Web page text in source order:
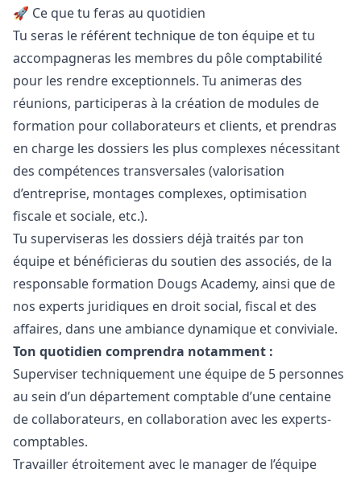
🚀 Ce que tu feras au quotidien
Tu seras le référent technique de ton équipe et tu
accompagneras les membres du pôle comptabilité
pour les rendre exceptionnels. Tu animeras des
réunions, participeras à la création de modules de
formation pour collaborateurs et clients, et prendras
en charge les dossiers les plus complexes nécessitant
des compétences transversales (valorisation
d’entreprise, montages complexes, optimisation
fiscale et sociale, etc.).
Tu superviseras les dossiers déjà traités par ton
équipe et bénéficieras du soutien des associés, de la
responsable formation Dougs Academy, ainsi que de
nos experts juridiques en droit social, fiscal et des
affaires, dans une ambiance dynamique et conviviale.
Ton quotidien comprendra notamment :
Superviser techniquement une équipe de 5 personnes
au sein d’un département comptable d’une centaine
de collaborateurs, en collaboration avec les experts-
comptables.
Travailler étroitement avec le manager de l’équipe